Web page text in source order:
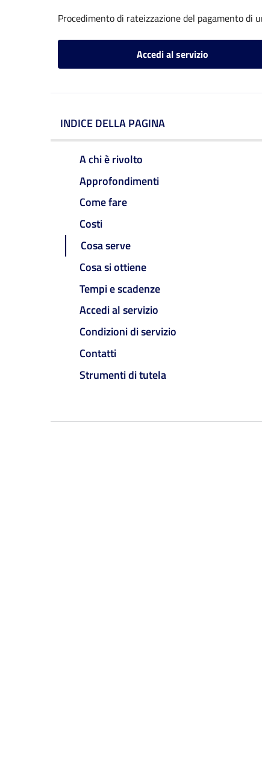
Procedimento di rateizzazione del pagamento di
Accedi al servizio
INDICE DELLA PAGINA
A chi è rivolto
Approfondimenti
Come fare
Costi
Cosa serve
Cosa si ottiene
Tempi e scadenze
Accedi al servizio
Condizioni di servizio
Contatti
Strumenti di tutela